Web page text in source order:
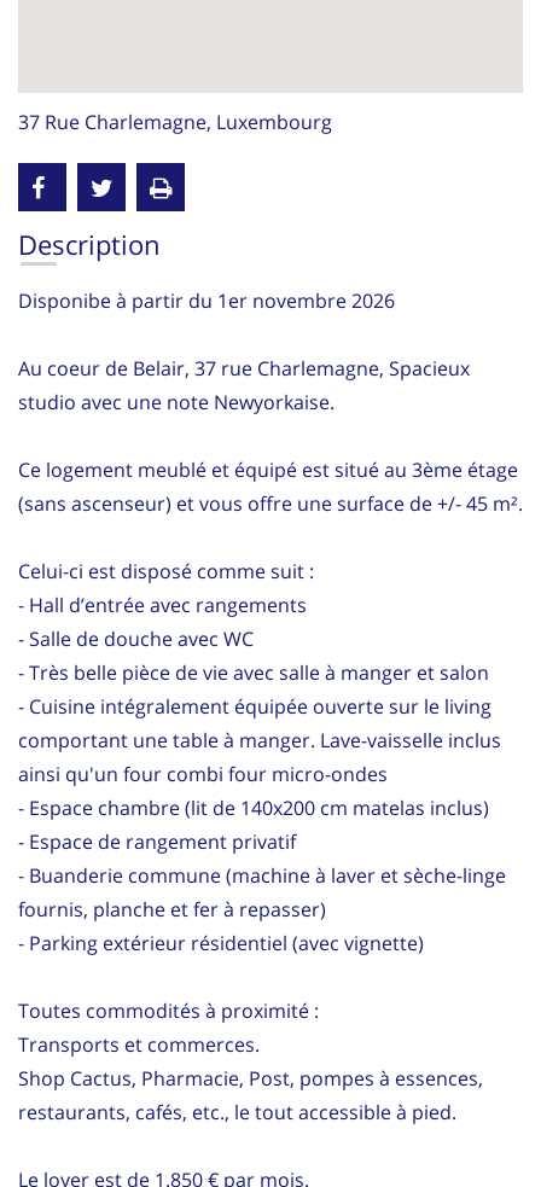
37 Rue Charlemagne, Luxembourg
Description
Disponibe à partir du 1er novembre 2026
Au coeur de Belair, 37 rue Charlemagne, Spacieux
studio avec une note Newyorkaise.
Ce logement meublé et équipé est situé au 3ème étage
(sans ascenseur) et vous offre une surface de +/- 45 m².
Celui-ci est disposé comme suit :
- Hall d’entrée avec rangements
- Salle de douche avec WC
- Très belle pièce de vie avec salle à manger et salon
- Cuisine intégralement équipée ouverte sur le living
comportant une table à manger. Lave-vaisselle inclus
ainsi qu'un four combi four micro-ondes
- Espace chambre (lit de 140x200 cm matelas inclus)
- Espace de rangement privatif
- Buanderie commune (machine à laver et sèche-linge
fournis, planche et fer à repasser)
- Parking extérieur résidentiel (avec vignette)
Toutes commodités à proximité :
Transports et commerces.
Shop Cactus, Pharmacie, Post, pompes à essences,
restaurants, cafés, etc., le tout accessible à pied.
Le loyer est de 1.850 € par mois.